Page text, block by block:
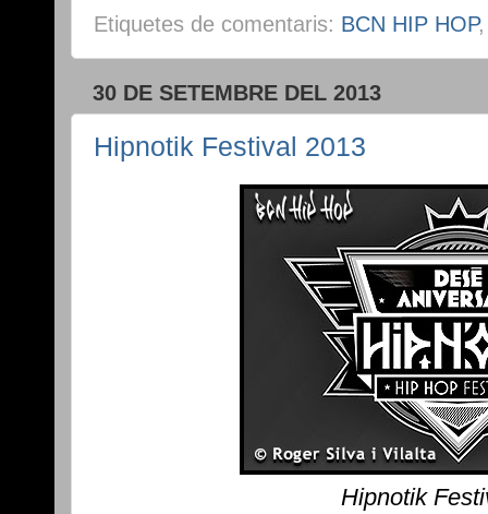
Etiquetes de comentaris: BCN HIP HOP
30 DE SETEMBRE DEL 2013
Hipnotik Festival 2013
Hipnotik